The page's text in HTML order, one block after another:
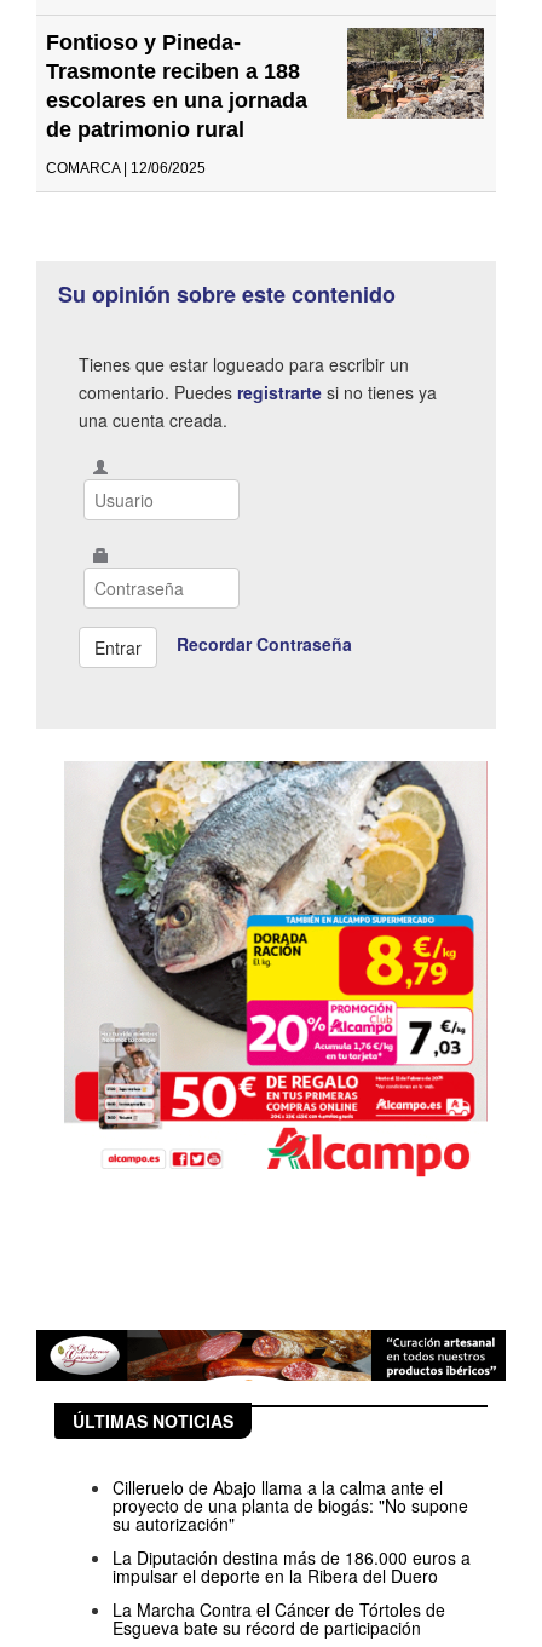
Fontioso y Pineda-
Trasmonte reciben a 188
escolares en una jornada
de patrimonio rural
COMARCA | 12/06/2025
Su opinión sobre este contenido
Tienes que estar logueado para escribir un
comentario. Puedes registrarte si no tienes ya
una cuenta creada.
Recordar Contraseña
ÚLTIMAS NOTICIAS
Cilleruelo de Abajo llama a la calma ante el
proyecto de una planta de biogás: "No supone
su autorización"
La Diputación destina más de 186.000 euros a
impulsar el deporte en la Ribera del Duero
La Marcha Contra el Cáncer de Tórtoles de
Esgueva bate su récord de participación